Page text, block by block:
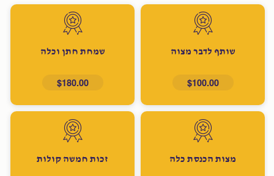
שותף לדבר מצוה
$100.00
שמחת חתן וכלה
$180.00
מצות הכנסת כלה זכות חמשה קולות